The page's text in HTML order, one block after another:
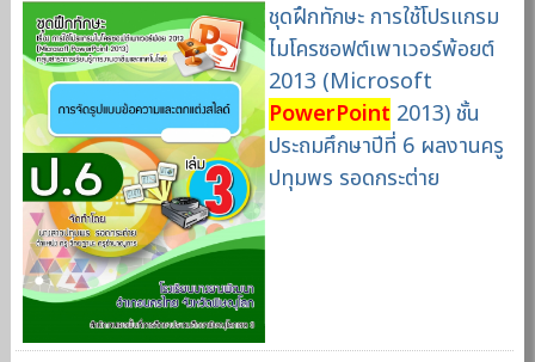
ชุดฝึกทักษะ การใช้โปรแกรม
ไมโครซอฟต์เพาเวอร์พ้อยต์
2013 (Microsoft
PowerPoint 2013) ชั้น
ประถมศึกษาปีที่ 6 ผลงานครู
ปทุมพร รอดกระต่าย